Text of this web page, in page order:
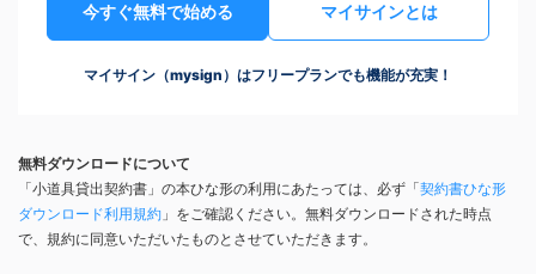
今すぐ無料で始める マイサインとは
マイサイン（mysign）はフリープランでも機能が充実！
無料ダウンロードについて
「小道具貸出契約書」の本ひな形の利用にあたっては、必ず「契約書ひな形
ダウンロード利用規約 」をご確認ください。無料ダウンロードされた時点
で、規約に同意いただいたものとさせていただきます。